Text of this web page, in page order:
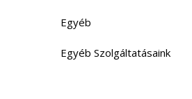
Egyéb
Egyéb Szolgáltatásaink